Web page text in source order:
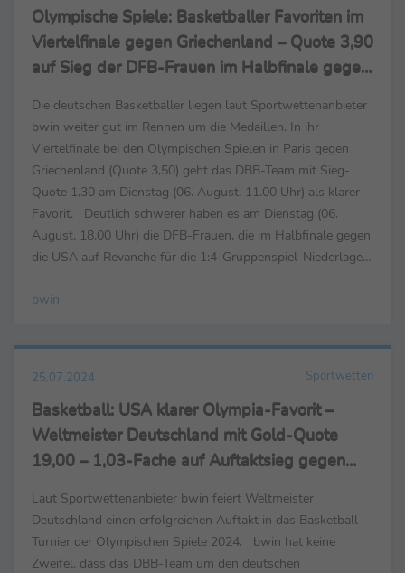
Olympische Spiele: Basketballer Favoriten im
Viertelfinale gegen Griechenland – Quote 3,90
auf Sieg der DFB-Frauen im Halbfinale gegen
Die deutschen Basketballer liegen laut Sportwettenanbieter
bwin weiter gut im Rennen um die Medaillen. In ihr
Viertelfinale bei den Olympischen Spielen in Paris gegen
Griechenland (Quote 3,50) geht das DBB-Team mit Sieg-
Quote 1,30 am Dienstag (06. August, 11.00 Uhr) als klarer
Favorit. Deutlich schwerer haben es am Dienstag (06.
August, 18.00 Uhr) die DFB-Frauen, die im Halbfinale gegen
die USA auf Revanche für die 1:4-Gruppenspiel-Niederlage
bwin
25.07.2024 Sportwetten
Basketball: USA klarer Olympia-Favorit –
Weltmeister Deutschland mit Gold-Quote
19,00 – 1,03-Fache auf Auftaktsieg gegen
Laut Sportwettenanbieter bwin feiert Weltmeister
Deutschland einen erfolgreichen Auftakt in das Basketball-
Turnier der Olympischen Spiele 2024. bwin hat keine
Zweifel, dass das DBB-Team um den deutschen